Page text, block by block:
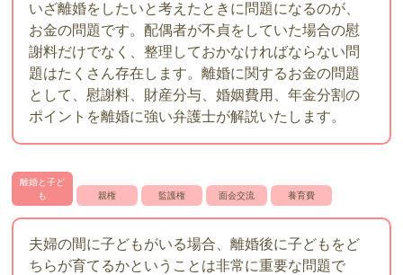
いざ離婚をしたいと考えたときに問題になるのが、
お金の問題です。配偶者が不貞をしていた場合の慰
謝料だけでなく、整理しておかなければならない問
題はたくさん存在します。離婚に関するお金の問題
として、慰謝料、財産分与、婚姻費用、年金分割の
ポイントを離婚に強い弁護士が解説いたします。
離婚と子ど
も
親権 監護権 面会交流 養育費
夫婦の間に子どもがいる場合、離婚後に子どもをど
ちらが育てるかということは非常に重要な問題で